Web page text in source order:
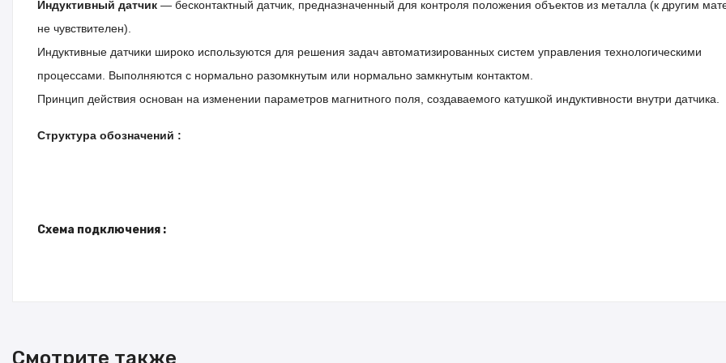
Индуктивный датчик — бесконтактный датчик, предназначенный для контроля положения объектов из металла (к другим
не чувствителен).
Индуктивные датчики широко используются для решения задач автоматизированных систем управления технологическими
процессами. Выполняются с нормально разомкнутым или нормально замкнутым контактом.
Принцип действия основан на изменении параметров магнитного поля, создаваемого катушкой индуктивности внутри датчика.
Структура обозначений :
Схема подключения :
Смотрите также